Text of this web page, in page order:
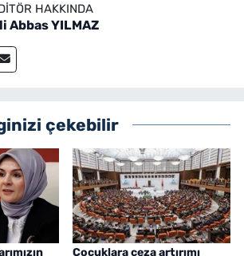
HAKKINDA
Abbas YILMAZ
çekebilir
Çocuklara ceza artırımı